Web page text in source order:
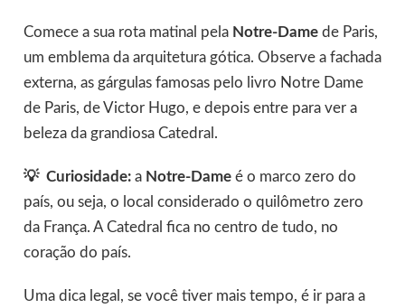
Comece a sua rota matinal pela Notre-Damede Paris,
um emblema da arquitetura gótica. Observe a fachada
externa, as gárgulas famosas pelo livro Notre Dame
de Paris, de Victor Hugo, e depois entre para ver a
beleza da grandiosa Catedral.
💡 Curiosidade: aNotre-Dame é o marco zero do
país, ou seja, o local considerado o quilômetro zero
da França. A Catedral fica no centro de tudo, no
coração do país.
Uma dica legal, se você tiver mais tempo, é ir para a